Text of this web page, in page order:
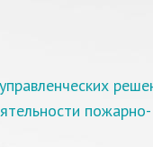
пожарно-